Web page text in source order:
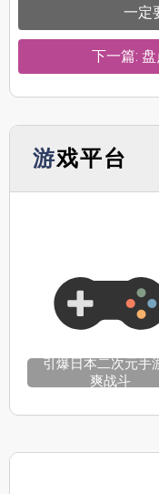
一定
下一篇:
游戏平台
引爆日本二次元手
爽战斗